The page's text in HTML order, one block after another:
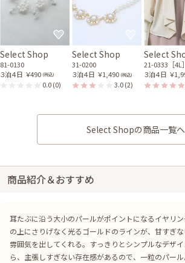
Select Shop
81-0130
３泊４日 ￥490 (税込)
0.0(0)
Select Shop
31-0200
３泊４日 ￥1,490 (税込)
3.0(2)
Select
21-0333［4L］
３泊４日 ￥
Select Shopの商品一覧へ
商品紹介＆おすすめ
耳たぶに沿う大小のパールがポイントになるイヤリ
の上にさりげなく光るゴールドのラインが、甘すぎ
雰囲気を出してくれる。すっきりとシンプルなデザ
ら、主張しすぎない存在感があるので、一粒のパー